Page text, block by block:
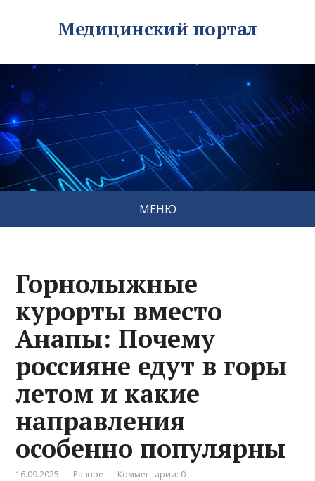
Медицинский портал
МЕНЮ
Горнолыжные
курорты вместо
Анапы: Почему
россияне едут в горы
летом и какие
направления
особенно популярны
16.09.2025 Разное Комментарии: 0